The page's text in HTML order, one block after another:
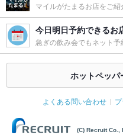
マイルがたまるお店をご紹
今日明日予約できるお
急ぎの飲み会でもネット予
ホットペッ
よくある問い合わせ
(C) Recruit Co.,